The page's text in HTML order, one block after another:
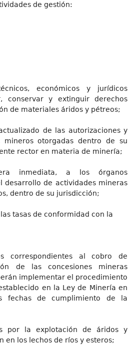
de gestión:
económicos y jurídicos
conservar y extinguir derechos
de materiales áridos y pétreos;
de las autorizaciones y
mineros otorgadas dentro de su
rector en materia de minería;
inmediata, a los órganos
desarrollo de actividades mineras
dentro de su jurisdicción;
tasas de conformidad con la
correspondientes al cobro de
de las concesiones mineras
implementar el procedimiento
en la Ley de Minería en
fechas de cumplimiento de la
por la explotación de áridos y
en los lechos de ríos y esteros;